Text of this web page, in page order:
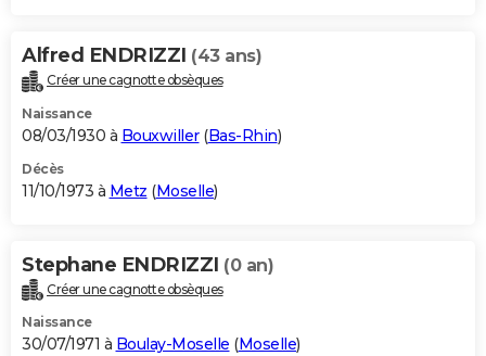
Alfred ENDRIZZI (43 ans)
Créer une cagnotte obsèques
Naissance
08/03/1930 à Bouxwiller(Bas-Rhin)
Décès
11/10/1973 à Metz (Moselle)
Stephane ENDRIZZI (0 an)
Créer une cagnotte obsèques
Naissance
30/07/1971 à Boulay-Moselle (Moselle)